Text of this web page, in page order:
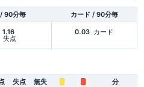
/ 90分毎 カード / 90分毎
1.16
失点
0.03 カード
失点 無失 分